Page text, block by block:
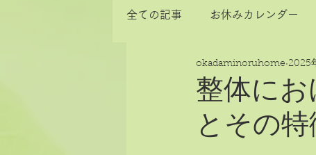
全ての記事 お休みカレンダー
首の痛み・肩こり・背中の痛み
骨盤矯正・産後の骨盤矯正
整体に
とその特
okadaminoruhome 2025